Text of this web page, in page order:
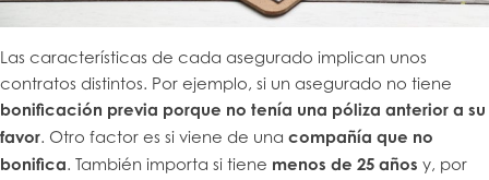
Las características de cada asegurado implican unos
contratos distintos. Por ejemplo, si un asegurado no tiene
bonificación previa porque no tenía una póliza anterior a su
favor. Otro factor es si viene de una compañía que no
bonifica. También importa si tiene menos de 25 años y, por